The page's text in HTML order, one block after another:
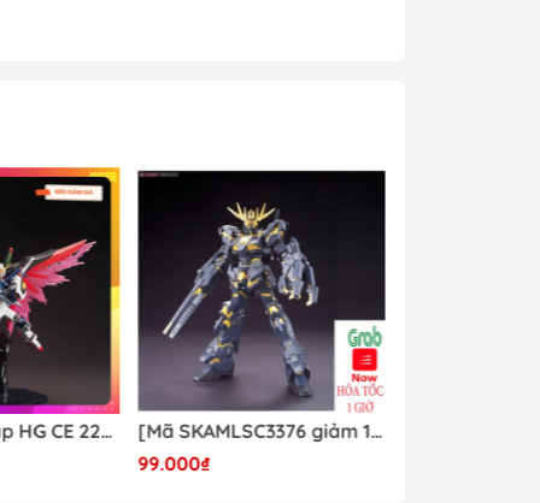
Mô hình lắp ráp HG CE 224 Destiny Revive Daban [TẶNG WING EFFECT]
[Mã SKAMLSC3376 giảm 10% đơn 100K] Mô Hình lắp ráp Gundam HG Unicorn Gundam 02 Banshee (Destroy Mode) 134 Daban
99.000₫